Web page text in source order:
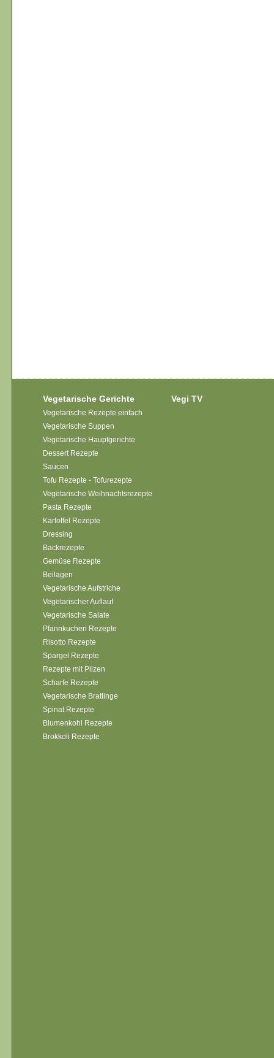
Vegetarische Gerichte
Vegetarische Rezepte einfach
Vegetarische Suppen
Vegetarische Hauptgerichte
Dessert Rezepte
Saucen
Tofu Rezepte - Tofurezepte
Vegetarische Weihnachtsrezepte
Pasta Rezepte
Kartoffel Rezepte
Dressing
Backrezepte
Gemüse Rezepte
Beilagen
Vegetarische Aufstriche
Vegetarischer Auflauf
Vegetarische Salate
Pfannkuchen Rezepte
Risotto Rezepte
Spargel Rezepte
Rezepte mit Pilzen
Scharfe Rezepte
Vegetarische Bratlinge
Spinat Rezepte
Blumenkohl Rezepte
Brokkoli Rezepte
Vegi TV